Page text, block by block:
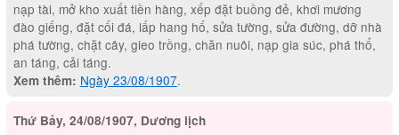
nạp tài, mở kho xuất tiền hàng, xếp đặt buồng đẻ, khơi mương
đào giếng, đặt cối đá, lấp hang hố, sửa tường, sửa đường, dỡ nhà
phá tường, chặt cây, gieo trồng, chăn nuôi, nạp gia súc, phá thổ,
an táng, cải táng.
Xem thêm: Ngày 23/08/1907.
Thứ Bảy, 24/08/1907, Dương lịch